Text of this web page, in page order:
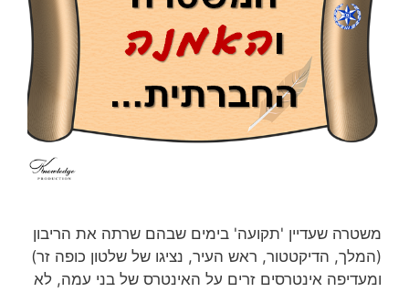
משטרה שעדיין 'תקועה' בימים שבהם שרתה את הריבון
(המלך, הדיקטטור, ראש העיר, נציגו של שלטון כופה זר)
ומעדיפה אינטרסים זרים על האינטרס של בני עמה, לא